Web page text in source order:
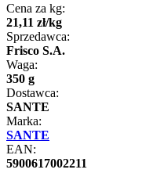
Cena za kg:
21,11 zł/kg
Sprzedawca:
Frisco S.A.
Waga:
350 g
Dostawca:
SANTE
Marka:
SANTE
EAN:
5900617002211